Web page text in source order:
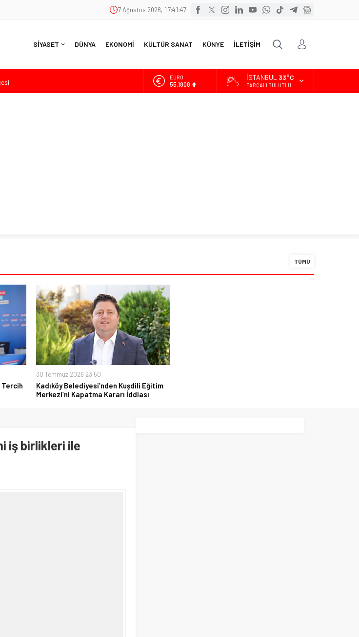
7 Ağustos 2026, 17:41:48
SİYASET DÜNYA EKONOMİ KÜLTÜR SANAT KÜNYE İLETİŞİM
Eleştiri: “Osmanlı’nın Hukuk Anlayışının
ALTIN
6.662,82
İSTANBUL 33°C
PARÇALI BULUTLU
TÜMÜ
Tercih
30 Temmuz 2026 23:50
Kadıköy Belediyesi’nden Kuşdili Eğitim
Merkezi’ni Kapatma Kararı İddiası
iş birlikleri ile